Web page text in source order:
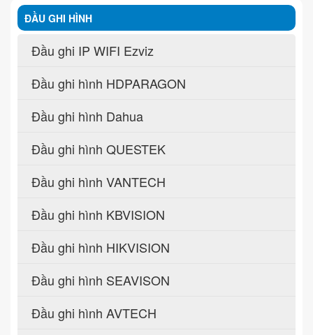
ĐẦU GHI HÌNH
Đầu ghi IP WIFI Ezviz
Đầu ghi hình HDPARAGON
Đầu ghi hình Dahua
Đầu ghi hình QUESTEK
Đầu ghi hình VANTECH
Đầu ghi hình KBVISION
Đầu ghi hình HIKVISION
Đầu ghi hình SEAVISON
Đầu ghi hình AVTECH